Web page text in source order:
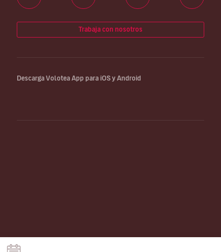
Trabaja con nosotros
Descarga Volotea App para iOS y Android